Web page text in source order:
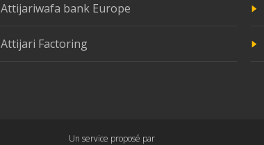
Attijariwafa bank Europe
Attijari Factoring
Un service proposé par